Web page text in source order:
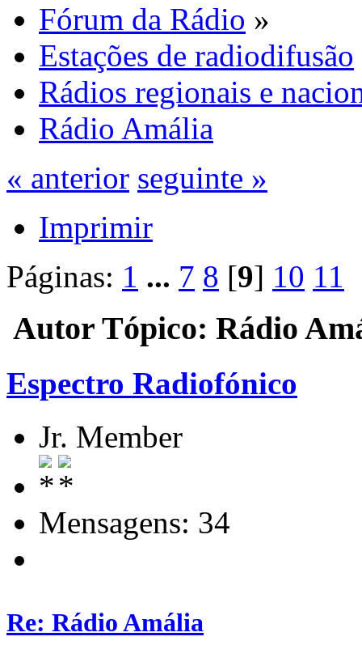
Fórum da Rádio »
Estações de radiodifusão
Rádios regionais e
Rádio Amália
« anterior seguinte »
Imprimir
Páginas: 1 ... 7 8 [9] 10 11
Autor Tópico: Rádio
Espectro Radiofónico
Jr. Member
Mensagens: 34
Re: Rádio Amália